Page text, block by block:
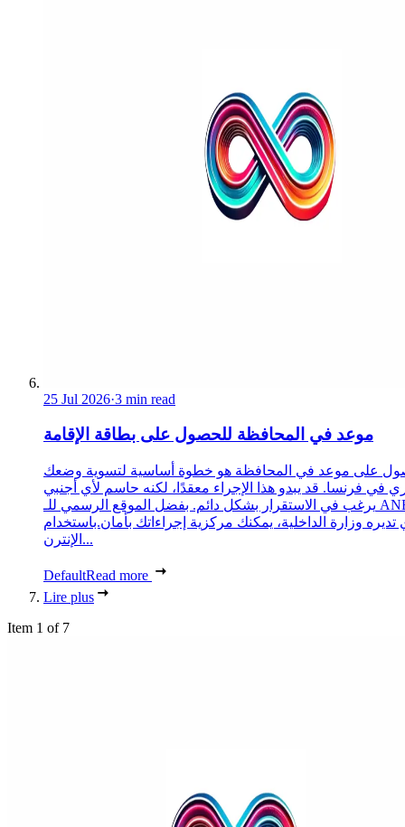
25 Jul 2026·3 min read
موعد في المحافظة للحصول على بطاقة الإقامة
على موعد في المحافظة هو خطوة أساسية لتسوية وضعك
في فرنسا. قد يبدو هذا الإجراء معقدًا، لكنه حاسم لأي أجنبي
يرغب في الاستقرار بشكل دائم. بفضل الموقع الرسمي للـ ANEF،
تديره وزارة الداخلية، يمكنك مركزية إجراءاتك بأمان.باستخدام
الإنترن...
DefaultRead more
Lire plus
Item 1 of 7